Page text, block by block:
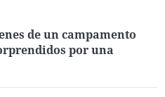
de un campamento
por una